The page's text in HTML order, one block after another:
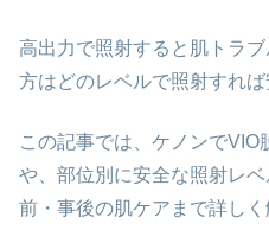
高出力で照射すると肌トラ
方はどのレベルで照射すれば
この記事では、ケノンでVIO
や、部位別に安全な照射レ
前・事後の肌ケアまで詳しく